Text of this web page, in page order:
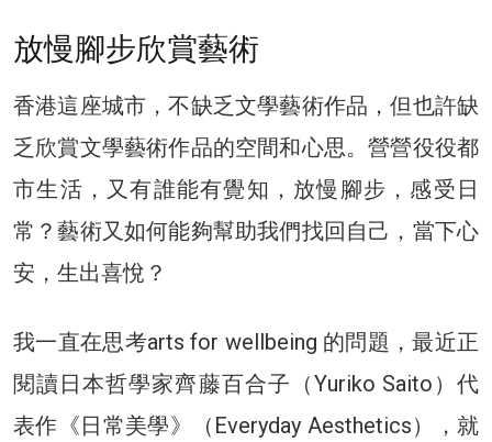
放慢腳步欣賞藝術
香港這座城市，不缺乏文學藝術作品，但也許缺
乏欣賞文學藝術作品的空間和心思。營營役役都
市生活，又有誰能有覺知，放慢腳步，感受日
常？藝術又如何能夠幫助我們找回自己，當下心
安，生出喜悅？
我一直在思考arts for wellbeing 的問題，最近正
閱讀日本哲學家齊藤百合子（Yuriko Saito）代
表作《日常美學》（Everyday Aesthetics），就